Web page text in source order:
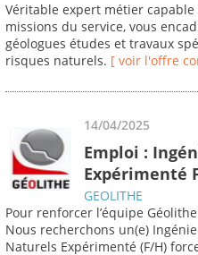
Véritable expert métier
missions du service, vous
géologues études et travaux
risques naturels. [ voir l'offre
14/04/2025
Emploi :
Expérimenté
GEOLITHE
Pour renforcer l’équipe
Nous recherchons un(e)
Naturels Expérimenté (F/H)